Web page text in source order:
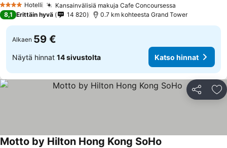
4 Tähtiluokitus
Hotelli Kansainvälisiä makuja Cafe Concoursessa
8,1 Erittäin hyvä 14 820 0.7 km kohteesta Grand Tower
Alkaen 59 €
Näytä hinnat 14 sivustolta Katso hinnat
Jaa
Motto by Hilton Hong Kong SoHo